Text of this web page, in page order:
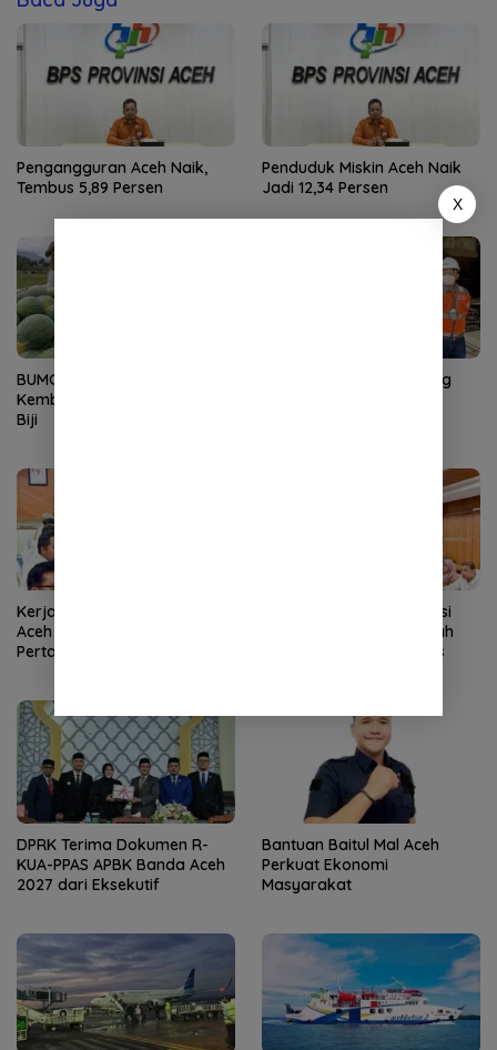
Pengangguran Aceh Naik,
Tembus 5,89 Persen
Penduduk Miskin Aceh Naik
Jadi 12,34 Persen
BUMG Lamgirek Aceh Besar
Kembangkan Semangka Non
Biji
Dirut SIG Tinjau Langsung
Kerja Cepat Tim Pemerintah
Aceh Membuahkan Hasil,
Pertamina Tambah
Pemerintah Aceh Evaluasi
Kelangkaan, SBA Tambah
Pasokan Semen Andalas
DPRK Terima Dokumen R-
KUA-PPAS APBK Banda Aceh
2027 dari Eksekutif
Bantuan Baitul Mal Aceh
Perkuat Ekonomi
Masyarakat
X